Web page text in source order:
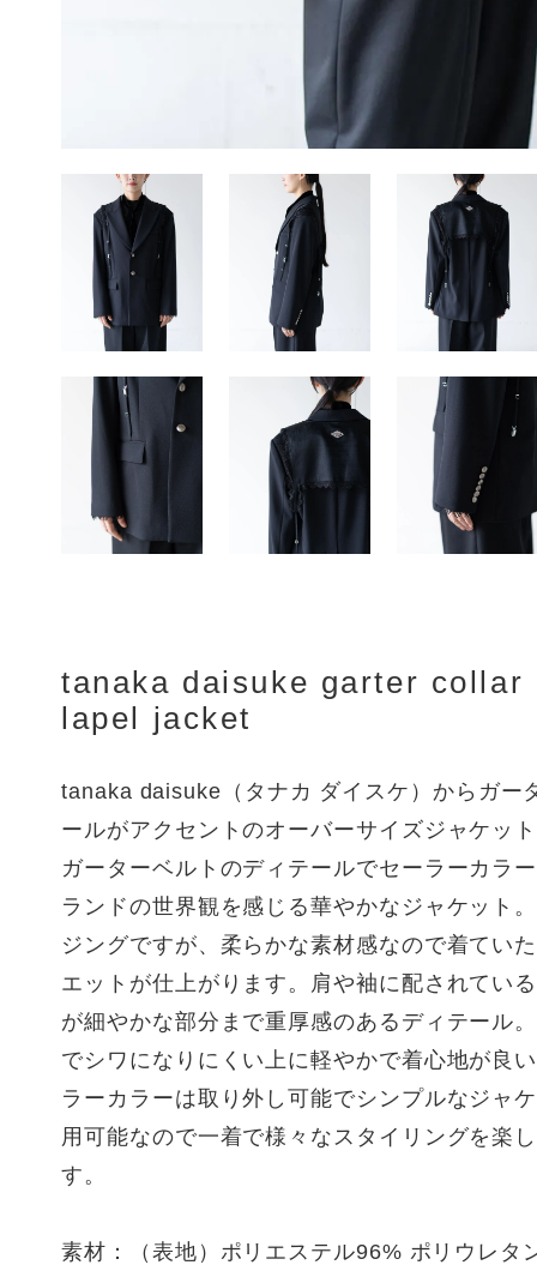
tanaka daisuke garter collar
lapel jacket
tanaka daisuke（タナカ ダイスケ）からガー
ールがアクセントのオーバーサイズジャケッ
ガーターベルトのディテールでセーラーカラ
ランドの世界観を感じる華やかなジャケット
ジングですが、柔らかな素材感なので着てい
エットが仕上がります。肩や袖に配されてい
が細やかな部分まで重厚感のあるディテール
でシワになりにくい上に軽やかで着心地が良
ラーカラーは取り外し可能でシンプルなジャ
用可能なので一着で様々なスタイリングを楽
す。
素材：（表地）ポリエステル96% ポリウレタ